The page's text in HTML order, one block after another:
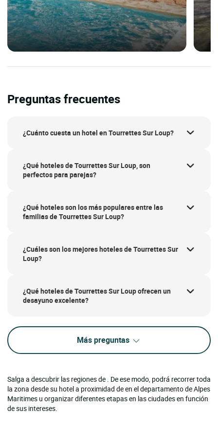
Preguntas frecuentes
¿Cuánto cuesta un hotel en Tourrettes Sur Loup?
¿Qué hoteles de Tourrettes Sur Loup, son
perfectos para parejas?
¿Qué hoteles son los más populares entre las
familias de Tourrettes Sur Loup?
¿Cuáles son los mejores hoteles de Tourrettes Sur
Loup?
¿Qué hoteles de Tourrettes Sur Loup ofrecen un
desayuno excelente?
Más preguntas
Salga a descubrir las regiones de . De ese modo, podrá recorrer toda
la zona desde su hotel a proximidad de en el departamento de Alpes
Maritimes u organizar diferentes etapas en las ciudades en función
de sus intereses.